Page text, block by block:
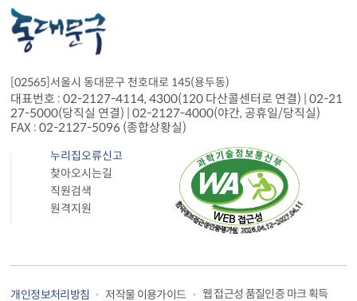
[02565]서울시 동대문구 천호대로 145(용두동)
대표번호 : 02-2127-4114, 4300(120 다산콜센터로 연결) | 02-21
27-5000(당직실 연결) | 02-2127-4000(야간, 공휴일/당직실)
FAX : 02-2127-5096 (종합상황실)
누리집오류신고
찾아오시는길
직원검색
원격지원
개인정보처리방침 저작물 이용가이드 웹 접근성 품질인증 마크 획득